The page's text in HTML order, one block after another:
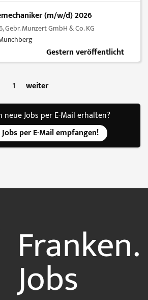
(m/w/d) 2026
Gebr. Munzert GmbH & Co. KG
Gestern veröffentlicht
1 weiter
Jobs per E-Mail erhalten?
per E-Mail empfangen!